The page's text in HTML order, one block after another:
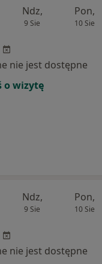
Ndz,
9 Sie
Pon,
10 Sie
nie jest dostępne
o wizytę
Ndz,
9 Sie
Pon,
10 Sie
nie jest dostępne